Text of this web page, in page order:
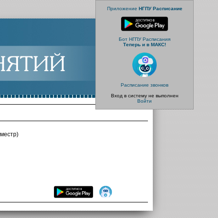
Приложение НГПУ Расписание
Бот НГПУ Расписания
Теперь и в МАКС!
Расписание звонков
Вход в систему не выполнен
Войти